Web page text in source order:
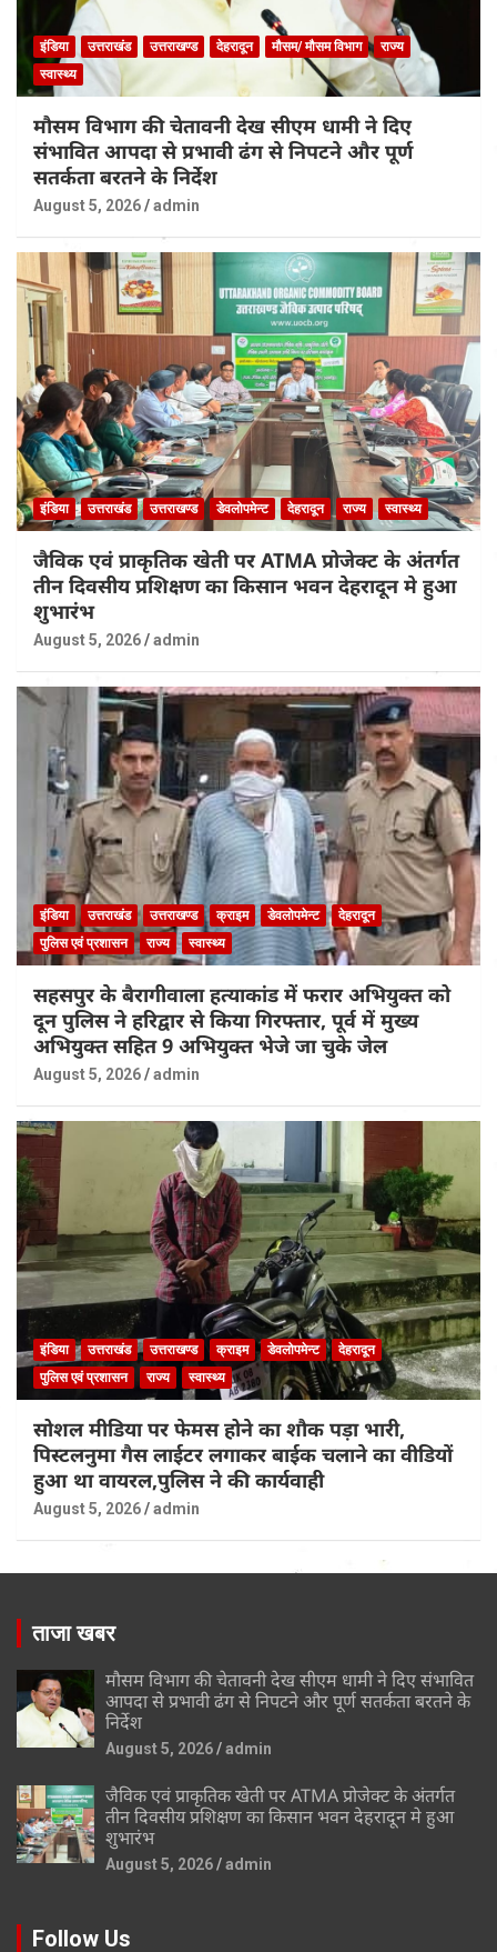
इंडिया उत्तराखंड उत्तराखण्ड देहरादून मौसम/ मौसम विभाग
राज्य
स्वास्थ्य
मौसम विभाग की चेतावनी देख सीएम धामी ने दिए
संभावित आपदा से प्रभावी ढंग से निपटने और पूर्ण
सतर्कता बरतने के निर्देश
August 5, 2026 admin
इंडिया उत्तराखंड उत्तराखण्ड डेवलोपमेन्ट देहरादून राज्य स्वास्थ्य
जैविक एवं प्राकृतिक खेती पर ATMA प्रोजेक्ट के अंतर्गत
तीन दिवसीय प्रशिक्षण का किसान भवन देहरादून मे हुआ
शुभारंभ
August 5, 2026 admin
इंडिया उत्तराखंड उत्तराखण्ड क्राइम डेवलोपमेन्ट
देहरादून
पुलिस एवं प्रशासन
राज्य स्वास्थ्य
सहसपुर के बैरागीवाला हत्याकांड में फरार अभियुक्त को
दून पुलिस ने हरिद्वार से किया गिरफ्तार, पूर्व में मुख्य
अभियुक्त सहित 9 अभियुक्त भेजे जा चुके जेल
August 5, 2026 admin
इंडिया उत्तराखंड उत्तराखण्ड क्राइम डेवलोपमेन्ट
देहरादून
पुलिस एवं प्रशासन
राज्य स्वास्थ्य
सोशल मीडिया पर फेमस होने का शौक पड़ा भारी,
पिस्टलनुमा गैस लाईटर लगाकर बाईक चलाने का वीडियों
हुआ था वायरल,पुलिस ने की कार्यवाही
August 5, 2026 admin
ताजा खबर
मौसम विभाग की चेतावनी देख सीएम धामी ने दिए संभावित
आपदा से प्रभावी ढंग से निपटने और पूर्ण सतर्कता बरतने के
निर्देश
August 5, 2026 admin
जैविक एवं प्राकृतिक खेती पर ATMA प्रोजेक्ट के अंतर्गत
तीन दिवसीय प्रशिक्षण का किसान भवन देहरादून मे हुआ
शुभारंभ
August 5, 2026 admin
Follow Us